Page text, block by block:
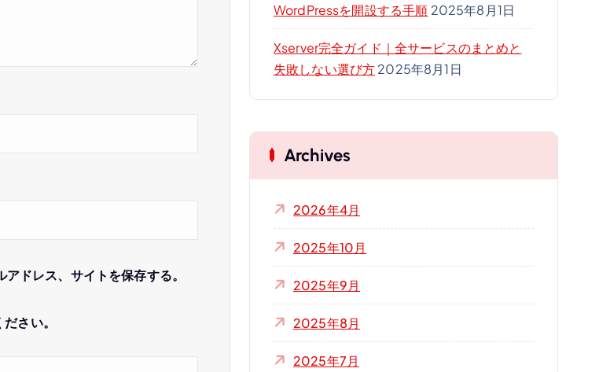
ドレス、サイトを保存する。
さい。
WordPressを開設する手順 2025年8月1日
Xserver完全ガイド｜全サービスのまとめと
失敗しない選び方2025年8月1日
Archives
2026年4月
2025年10月
2025年9月
2025年8月
2025年7月